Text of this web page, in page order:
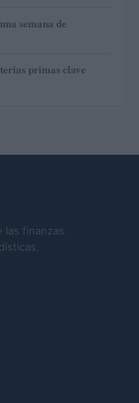
semana de
primas clave
finanzas.